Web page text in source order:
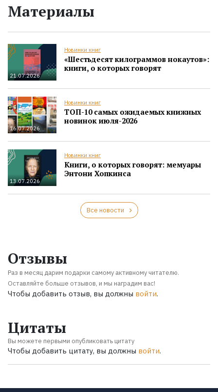
Материалы
21.07.2026
Новинки книг
«Шестьдесят килограммов нокаутов»:
книги, о которых говорят
16.07.2026
Новинки книг
ТОП-10 самых ожидаемых книжных
новинок июля-2026
13.07.2026
Новинки книг
Книги, о которых говорят: мемуары
Энтони Хопкинса
Все новости
Отзывы
Раз в месяц дарим подарки самому активному читателю.
Оставляйте больше отзывов, и мы наградим вас!
Чтобы добавить отзыв, вы должны войти.
Цитаты
Вы можете первыми опубликовать цитату
Чтобы добавить цитату, вы должны войти.